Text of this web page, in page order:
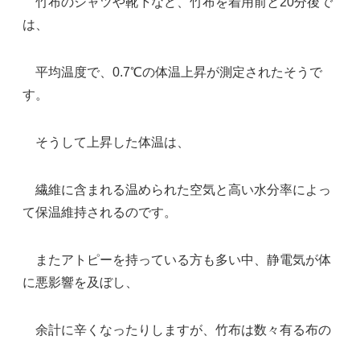
は、
平均温度で、0.7℃の体温上昇が測定されたそうで
す。
そうして上昇した体温は、
繊維に含まれる温められた空気と高い水分率によっ
て保温維持されるのです。
またアトピーを持っている方も多い中、静電気が体
に悪影響を及ぼし、
余計に辛くなったりしますが、竹布は数々有る布の